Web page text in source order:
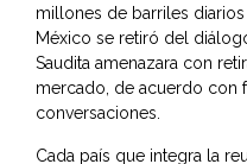
millones de barriles
México se retiró del
Saudita amenazara con
mercado, de acuerdo con
conversaciones.
Cada país que integra la